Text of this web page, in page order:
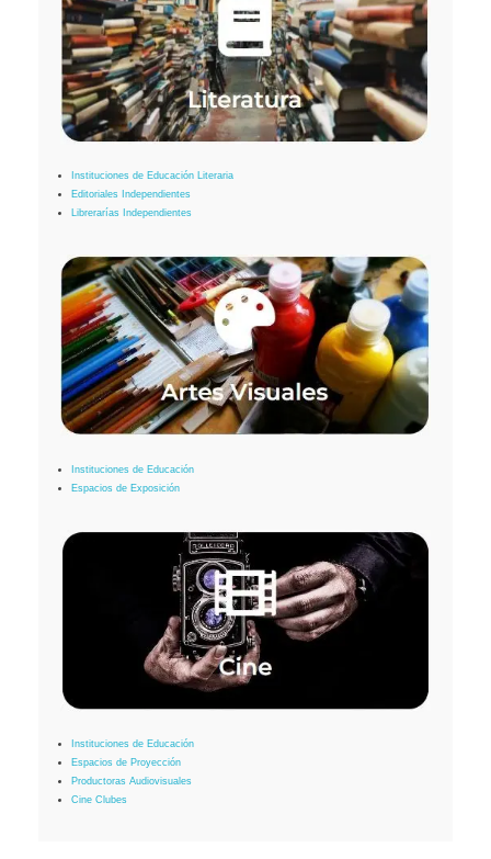
Instituciones de Educación Literaria
Editoriales Independientes
Librerarías Independientes
Instituciones de Educación
Espacios de Exposición
Instituciones de Educación
Espacios de Proyección
Productoras Audiovisuales
Cine Clubes